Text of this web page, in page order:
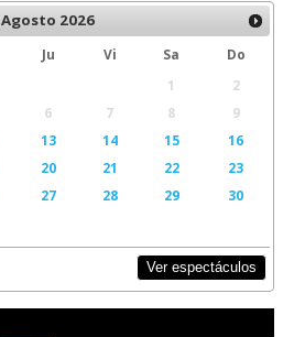
Agosto 2026
Ju Vi Sa
Do
1
2
6 7 8
9
13 14 15
16
20 21 22
23
27 28 29
30
Ver espectáculos